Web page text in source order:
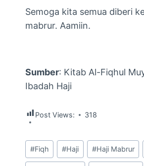
Semoga kita semua diberi
mabrur. Aamiin.
Sumber: Kitab Al-Fiqhul
Ibadah Haji​
Post Views: 318
Post
Tags:
#Fiqh #Haji #Haji Mabrur